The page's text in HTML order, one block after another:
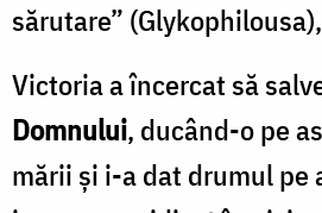
sărutare”
Victoria a încercat să
Domnului, ducând-o pe
mării și i-a dat drumul pe